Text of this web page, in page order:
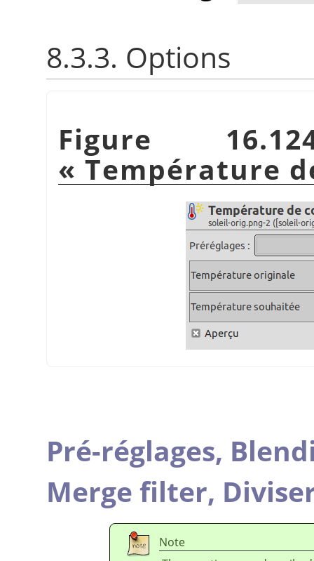
8.3.3. Options
Figure
« Température
Pré-réglages,
Merge filter,
Note